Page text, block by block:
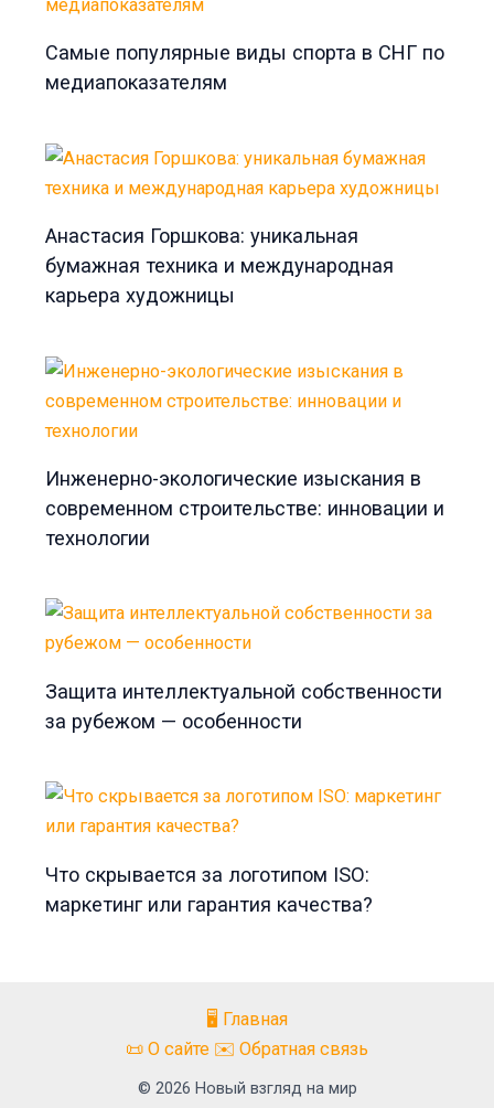
Самые популярные виды спорта в СНГ по
медиапоказателям
Анастасия Горшкова: уникальная
бумажная техника и международная
карьера художницы
Инженерно-экологические изыскания в
современном строительстве: инновации и
технологии
Защита интеллектуальной собственности
за рубежом — особенности
Что скрывается за логотипом ISO:
маркетинг или гарантия качества?
🖥️ Главная
📜 О сайте ✉️ Обратная связь
© 2026 Новый взгляд на мир